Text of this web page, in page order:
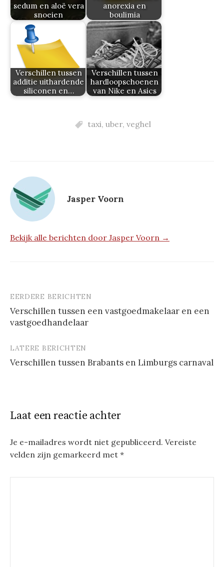
sedum en aloë vera
snoeien
anorexia en
boulimia
Verschillen tussen
additie uithardende
siliconen en…
Verschillen tussen
hardloopschoenen
van Nike en Asics
taxi, uber, veghel
Jasper Voorn
Bekijk alle berichten door Jasper Voorn →
Berichtnavigatie
EERDERE BERICHTEN
Verschillen tussen een vastgoedmakelaar en een
vastgoedhandelaar
LATERE BERICHTEN
Verschillen tussen Brabants en Limburgs carnaval
Laat een reactie achter
Je e-mailadres wordt niet gepubliceerd. Vereiste
velden zijn gemarkeerd met *